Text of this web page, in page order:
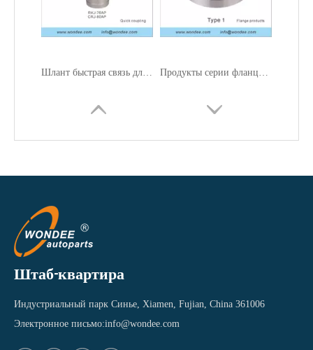
Шлант быстрая связь для запчастей для грузовиков с топливным резервуаром Продукты серии фланцев для запчастей для грузовиков с топливным баком
Штаб-квартира
Индустриальный парк Синье, Xiamen, Fujian, China 361006
Электронное письмо:info@wondee.com